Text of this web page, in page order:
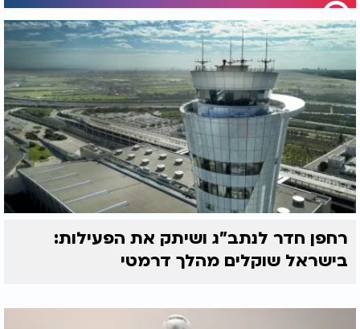
רחפן חדר לנתב"ג ושיתק את הפעילות:
בישראל שוקלים מהלך דרמטי